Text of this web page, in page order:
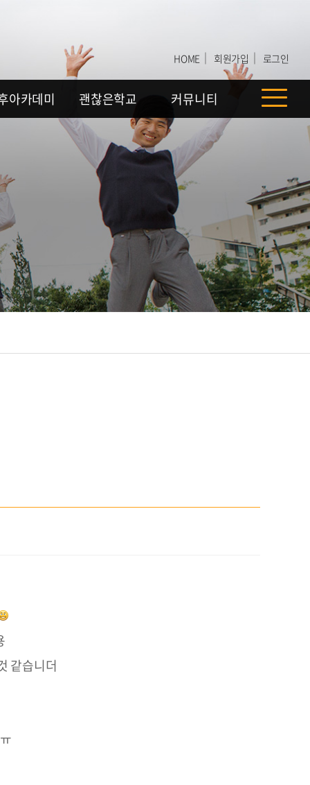
HOME ｜ 회원가입 ｜ 로그인
아카데미 괜찮은학교 커뮤니티
같습니더